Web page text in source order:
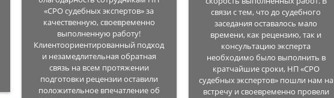
связи с тем, что до судебного
заседания оставалось мало
времени, как рецензию, так и
консультацию эксперта
необходимо было выполнить в
кратчайшие сроки, НП «СРО
судебных экспертов» пошли нам на
встречу и своевременно провели
«СРО судебных экспертов» за
качественную, своевременно
выполненную работу!
Клиентоориентированный подход
и незамедлительная обратная
связь на всем протяжении
подготовки рецензии оставили
положительное впечатление об